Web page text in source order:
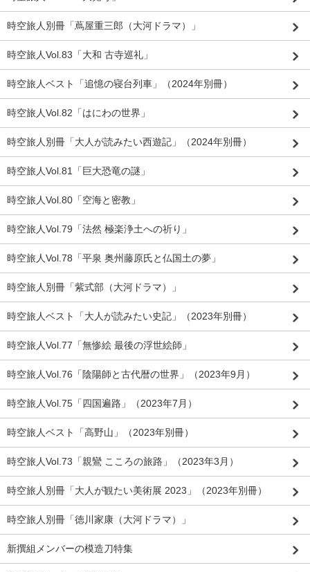
時空旅人別冊「蔦屋重三郎（大河ドラマ）」
時空旅人Vol.83「大和 古寺巡礼」
時空旅人ベスト「追憶の寝台列車」（2024年別冊）
時空旅人Vol.82「はにわの世界」
時空旅人別冊「大人が読みたい西遊記」（2024年別冊）
時空旅人Vol.81「巨大恐竜の謎」
時空旅人Vol.80「空海と密教」
時空旅人Vol.79「法然 極楽浄土への祈り」
時空旅人Vol.78「平泉 奥州藤原氏と仏国土の夢」
時空旅人別冊「紫式部（大河ドラマ）」
時空旅人ベスト「大人が読みたい史記」（2023年別冊）
時空旅人Vol.77「無惨絵 最後の浮世絵師」
時空旅人Vol.76「陰陽師と古代暦の世界」（2023年9月）
時空旅人Vol.75「四国遍路」（2023年7月）
時空旅人ベスト「高野山」（2023年別冊）
時空旅人Vol.73「親鸞 こころの旅路」（2023年3月）
時空旅人別冊「大人が観たい美術展 2023」（2023年別冊）
時空旅人別冊「徳川家康（大河ドラマ）」
新撰組メンバーの模造刀特集